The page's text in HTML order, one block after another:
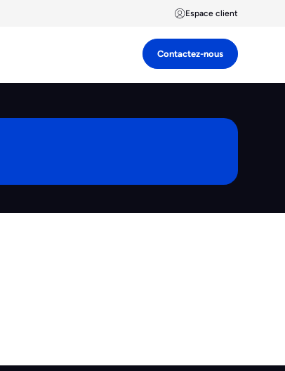
Espace client
Contactez-nous